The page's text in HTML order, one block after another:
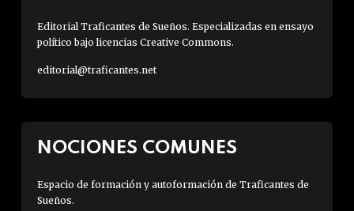
o
p
r
e
i
v
Editorial Traficantes de Sueños. Especializadas en ensayo
político bajo licencias Creative Commons.
editorial@traficantes.net
NOCIONES COMUNES
Espacio de formación y autoformación de Traficantes de
Sueños.